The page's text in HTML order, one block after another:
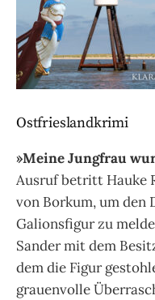
Ostfrieslandkrimi
»Meine Jungfrau
Ausruf betritt Hauke
von Borkum, um
Galionsfigur zu
Sander mit dem
dem die Figur
grauenvolle